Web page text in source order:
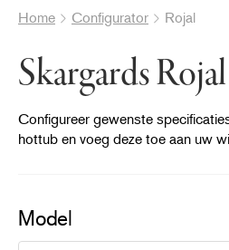
Home Configurator Rojal
Skargards Rojal
Configureer gewenste
hottub en voeg deze toe aan uw
Model